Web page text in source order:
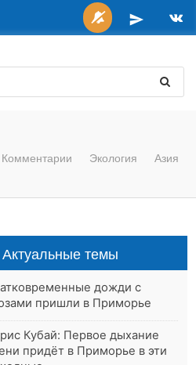
Комментарии Экология Азия
Актуальные темы
дожди с
пришли в Приморье
Кубай: Первое дыхание
придёт в Приморье в эти